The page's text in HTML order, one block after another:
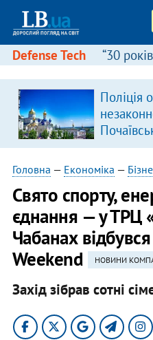
Defense Tech “30
Поліція
Головна — Економіка —
Свято спорту,
єднання — у ТРЦ
Чабанах
Weekend
НОВИНИ
Захід зібрав сотні